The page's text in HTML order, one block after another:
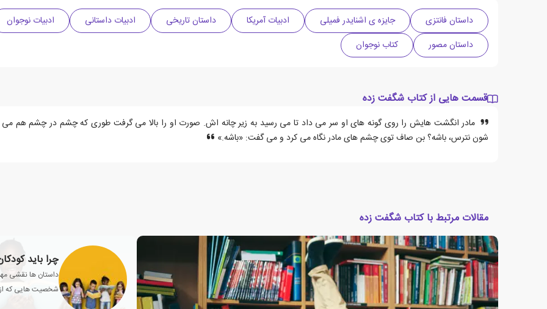
داستان فانتزی جایزه ی اشنایدر فمیلی ادبیات آمریکا داستان تاریخی ادبیات داستانی ادبیات نوجوان
داستان مصور
کتاب نوجوان
قسمت هایی از کتاب شگفت زده
مادر انگشت هایش را روی گونه های او سر می داد تا می رسید به زیر چانه اش. صورت او را بالا می گرفت طوری که چشم در چشم هم
شون نترس، باشه؟ بن صاف توی چشم های مادر نگاه می کرد و می گفت: «باشه.»
مقالات مرتبط با کتاب شگفت زده
چرا باید
داستان ها نقشی
شخصیت هایی که از